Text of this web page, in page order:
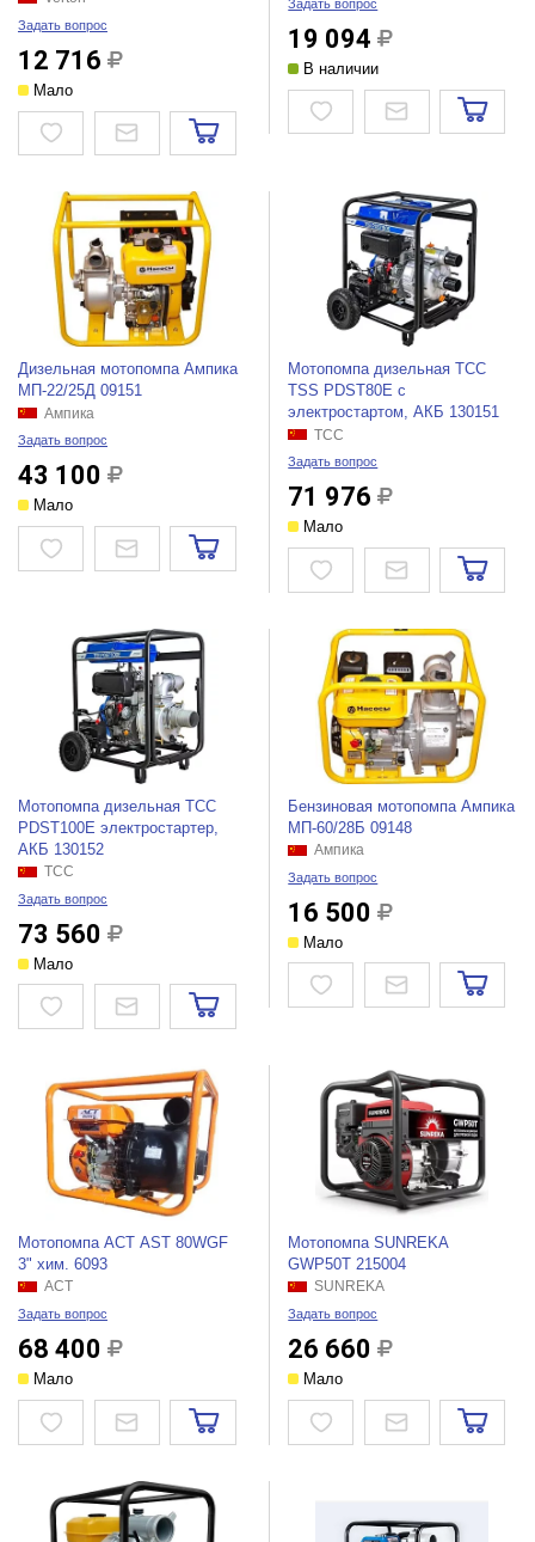
Задать вопрос
12 716
Мало
Задать вопрос
19 094
В наличии
Дизельная мотопомпа Ампика
МП-22/25Д 09151
Ампика
Задать вопрос
43 100
Мало
Мотопомпа дизельная ТСС
TSS PDST80E с
электростартом, АКБ 130151
ТСС
Задать вопрос
71 976
Мало
Мотопомпа дизельная ТСС
PDST100E электростартер,
АКБ 130152
ТСС
Задать вопрос
73 560
Мало
Бензиновая мотопомпа Ампика
МП-60/28Б 09148
Ампика
Задать вопрос
16 500
Мало
Мотопомпа АСТ AST 80WGF
3" хим. 6093
АСТ
Задать вопрос
68 400
Мало
Мотопомпа SUNREKA
GWP50T 215004
SUNREKA
Задать вопрос
26 660
Мало